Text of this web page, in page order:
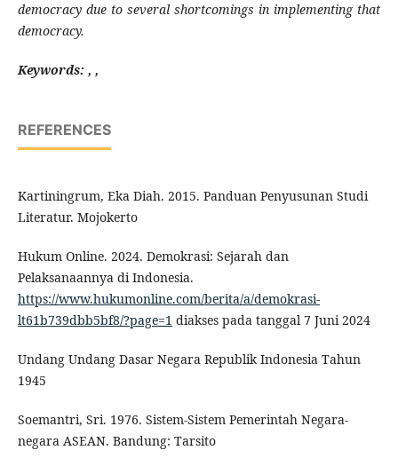
democracy due to several shortcomings in implementing that
democracy.
Keywords: , ,
REFERENCES
Kartiningrum, Eka Diah. 2015. Panduan Penyusunan Studi
Literatur. Mojokerto
Hukum Online. 2024. Demokrasi: Sejarah dan
Pelaksanaannya di Indonesia.
https://www.hukumonline.com/berita/a/demokrasi-
lt61b739dbb5bf8/?page=1 diakses pada tanggal 7 Juni 2024
Undang Undang Dasar Negara Republik Indonesia Tahun
1945
Soemantri, Sri. 1976. Sistem-Sistem Pemerintah Negara-
negara ASEAN. Bandung: Tarsito